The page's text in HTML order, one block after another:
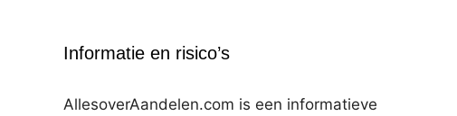
Informatie en risico’s
AllesoverAandelen.com is een informatieve